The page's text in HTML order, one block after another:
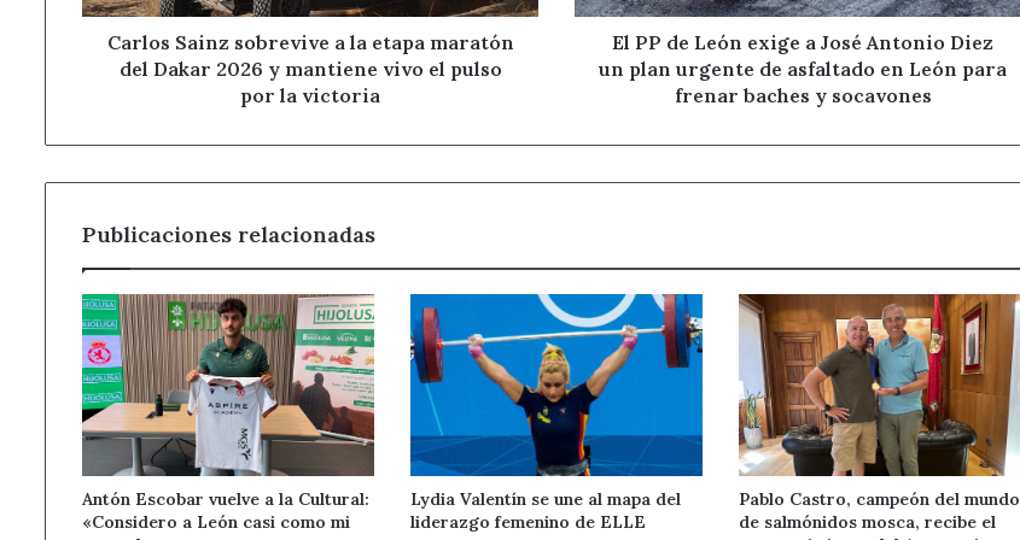
Dakar
2026
el
victoria
Carlos Sainz sobrevive a la etapa maratón
del Dakar 2026 y mantiene vivo el pulso
por la victoria
Diez
plan
asfaltado
baches
y
socavones
El PP de León exige a José Antonio Diez
un plan urgente de asfaltado en León para
frenar baches y socavones
Publicaciones relacionadas
Antón Escobar vuelve a la Cultural:
«Considero a León casi como mi
Lydia Valentín se une al mapa del
liderazgo femenino de ELLE
Pablo Castro, campeón del mundo
de salmónidos mosca, recibe el